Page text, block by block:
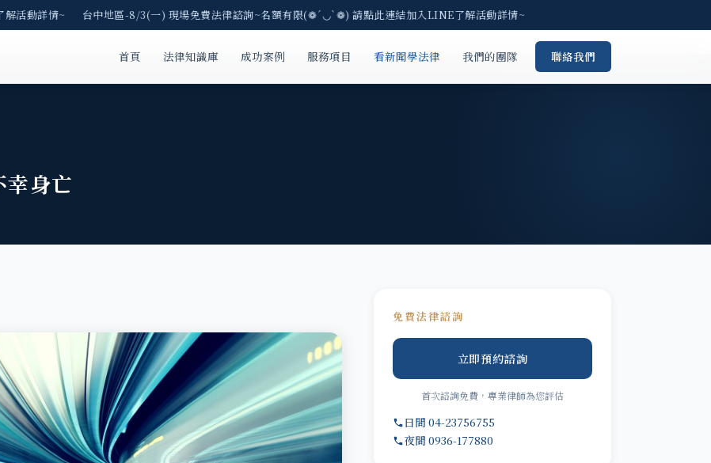
動詳情~ 台中地區-8/3(一) 現場免費法律諮詢~名額有限(❁´◡`❁) 請點此連結加入LINE了解活動詳情~
首頁 法律知識庫 成功案例 服務項目 看新聞學法律 我們的團隊 聯絡我們
身亡
免費法律諮詢
立即預約諮詢
首次諮詢免費，專業律師為您評估
日間 04-23756755
夜間 0936-177880